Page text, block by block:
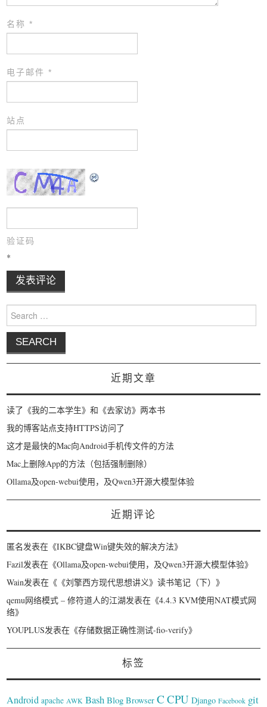
名称*
电子邮件*
站点
验证码
*
Search for:
近期文章
读了《我的二本学生》和《去家访》两本书
我的博客站点支持HTTPS访问了
这才是最快的Mac向Android手机传文件的方法
Mac上删除App的方法（包括强制删除）
Ollama及open-webui使用，及Qwen3开源大模型体验
近期评论
匿名发表在《IKBC键盘Win键失效的解决方法》
Fazil发表在《Ollama及open-webui使用，及Qwen3开源大模型体验》
Wain发表在《 《刘擎西方现代思想讲义》读书笔记（下）》
qemu网络模式 – 修符道人的江湖发表在《4.4.3 KVM使用NAT模式网
络》
YOUPLUS发表在《存储数据正确性测试-fio-verify》
标签
Android apache AWK Bash Blog Browser C CPU Django Facebook git